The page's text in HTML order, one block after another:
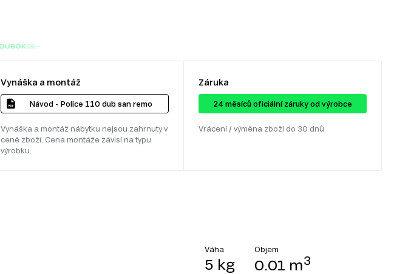
Vynáška a montáž
Návod - Police 110 dub san remo
Vynáška a montáž nábytku nejsou zahrnuty v
ceně zboží. Cena montáže závisí na typu
výrobku.
Záruka
24 ​​​​měsíců oficiální záruky od výrobce
Vrácení / výměna zboží do 30 dnů
Váha
5 kg
Objem
0.01 m3